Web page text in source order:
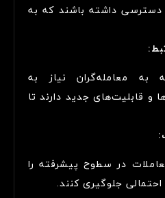
داشته باشند که به
به معامله‌گران نیاز به
و قابلیت‌های جدید دارند تا
در سطوح پیشرفته را
جلوگیری کنند.